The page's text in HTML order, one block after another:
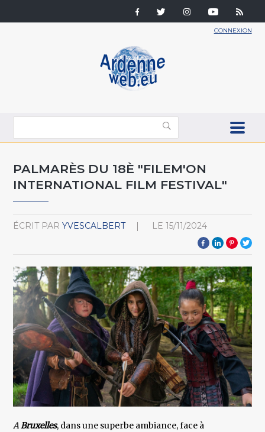
CONNEXION
PALMARÈS DU 18È "FILEM'ON
INTERNATIONAL FILM FESTIVAL"
ÉCRIT PAR YVESCALBERT LE 15/11/2024
ABruxelles, dans une superbe ambiance, face à